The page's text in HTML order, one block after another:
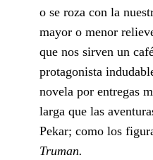
o se roza con la
mayor o menor
que nos sirven un
protagonista
novela por entregas
larga que las
Pekar; como los
Truman.